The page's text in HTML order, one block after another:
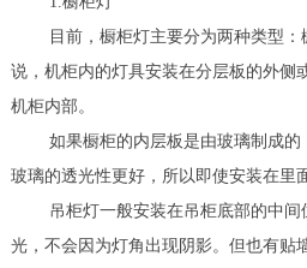
目前，橱柜灯主要分为两种类型
说，机柜内的灯具安装在分层板的外侧
机柜内部。
如果橱柜的内层板是由玻璃制成
玻璃的透光性更好，所以即使安装在里
吊柜灯一般安装在吊柜底部的中
光，不会因为灯角出现阴影。但也有贴